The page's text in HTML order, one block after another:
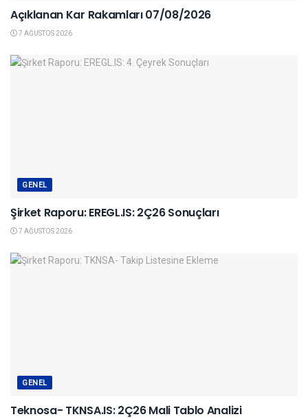
Açıklanan Kar Rakamları 07/08/2026
7 AĞUSTOS 2026
GENEL
Şirket Raporu: EREGL.IS: 2Ç26 Sonuçları
7 AĞUSTOS 2026
GENEL
Teknosa- TKNSA.IS: 2Ç26 Mali Tablo Analizi